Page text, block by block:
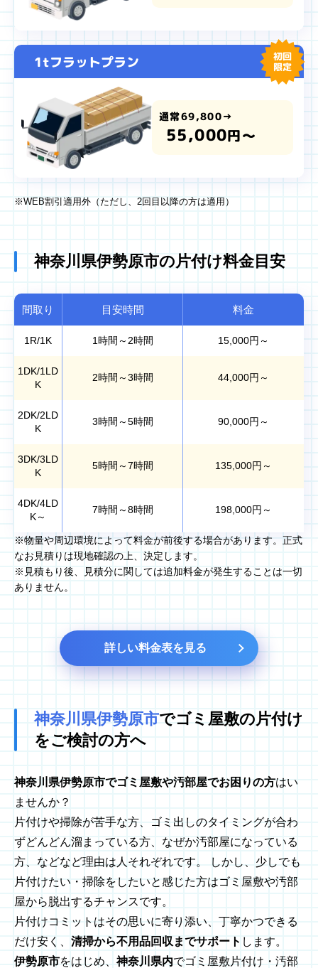
1tフラットプラン
初回
限定
通常69,800→
55,000円～
※WEB割引適用外（ただし、2回目以降の方は適用）
神奈川県伊勢原市の片付け料金目安
間取り 目安時間 料金
1R/1K 1時間～2時間 15,000円～
1DK/1LD
K
2時間～3時間 44,000円～
2DK/2LD
K
3時間～5時間 90,000円～
3DK/3LD
K
5時間～7時間 135,000円～
4DK/4LD
K～
7時間～8時間 198,000円～
※物量や周辺環境によって料金が前後する場合があります。正式
なお見積りは現地確認の上、決定します。
※見積もり後、見積分に関しては追加料金が発生することは一切
ありません。
詳しい料金表を見る
神奈川県伊勢原市でゴミ屋敷の片付け
をご検討の方へ
神奈川県伊勢原市でゴミ屋敷や汚部屋でお困りの方はい
ませんか？
片付けや掃除が苦手な方、ゴミ出しのタイミングが合わ
ずどんどん溜まっている方、なぜか汚部屋になっている
方、などなど理由は人それぞれです。 しかし、少しでも
片付けたい・掃除をしたいと感じた方はゴミ屋敷や汚部
屋から脱出するチャンスです。
片付けコミットはその思いに寄り添い、丁寧かつできる
だけ安く、 清掃から不用品回収までサポート します。
伊勢原市をはじめ、神奈川県内でゴミ屋敷片付け・汚部